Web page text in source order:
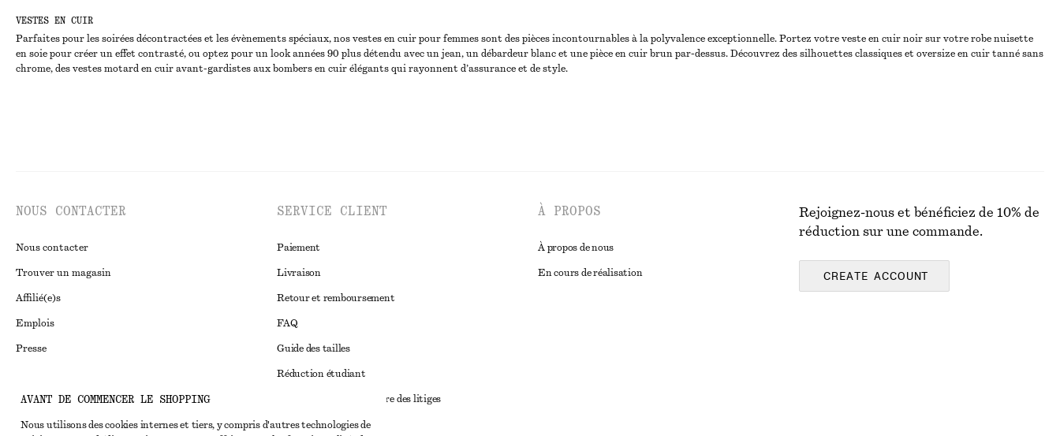
VESTES EN CUIR
Parfaites pour les soirées décontractées et les évènements spéciaux, nos vestes en cuir pour femmes sont des pièces incontournables à la polyvalence exceptionnelle. Portez votre veste en cuir noir sur votre robe nuisette
en soie pour créer un effet contrasté, ou optez pour un look années 90 plus détendu avec un jean, un débardeur blanc et une pièce en cuir brun par-dessus. Découvrez des silhouettes classiques et oversize en cuir tanné sans
chrome, des vestes motard en cuir avant-gardistes aux bombers en cuir élégants qui rayonnent d’assurance et de style.
NOUS CONTACTER
Nous contacter
Trouver un magasin
Affilié(e)s
Emplois
Presse
Instagram
Pinterest
SERVICE CLIENT
Paiement
Livraison
Retour et remboursement
FAQ
Guide des tailles
Réduction étudiant
Règlement extrajudiciaire des litiges
Conditions générales
À PROPOS
À propos de nous
En cours de réalisation
Rejoignez-nous et bénéficiez de 10% de
réduction sur une commande.
CREATE ACCOUNT
AVANT DE COMMENCER LE SHOPPING
Nous utilisons des cookies internes et tiers, y compris d'autres technologies de